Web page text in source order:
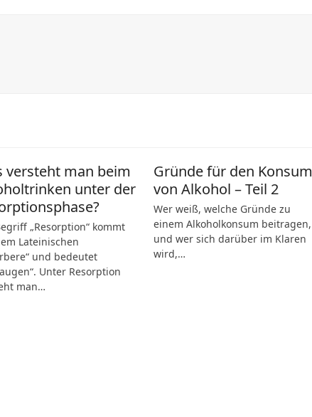
versteht man beim
unter der
„Resorption“ kommt
Lateinischen
und bedeutet
Unter Resorption
man…
Gründe für den Konsum
von Alkohol – Teil 2
Wer weiß, welche Gründe zu
einem Alkoholkonsum beitragen,
und wer sich darüber im Klaren
wird,…